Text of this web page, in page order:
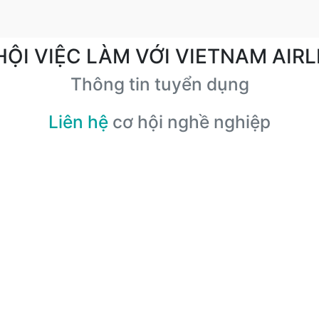
VIỆC LÀM VỚI VIETNAM
Thông tin tuyển dụng
Liên hệ cơ hội nghề nghiệp